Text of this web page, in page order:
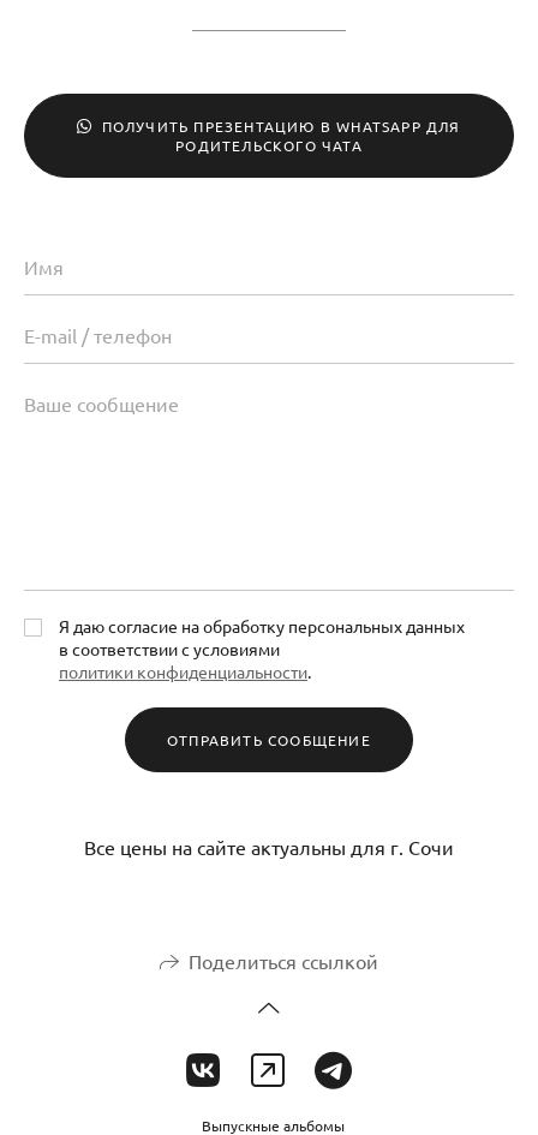
ПОЛУЧИТЬ ПРЕЗЕНТАЦИЮ В WHATSAPP ДЛЯ
РОДИТЕЛЬСКОГО ЧАТА
Я даю согласие на обработку персональных данных
в соответствии с условиями
политики конфиденциальности.
ОТПРАВИТЬ СООБЩЕНИЕ
Все цены на сайте актуальны для г. Сочи
Поделиться ссылкой
Выпускные альбомы